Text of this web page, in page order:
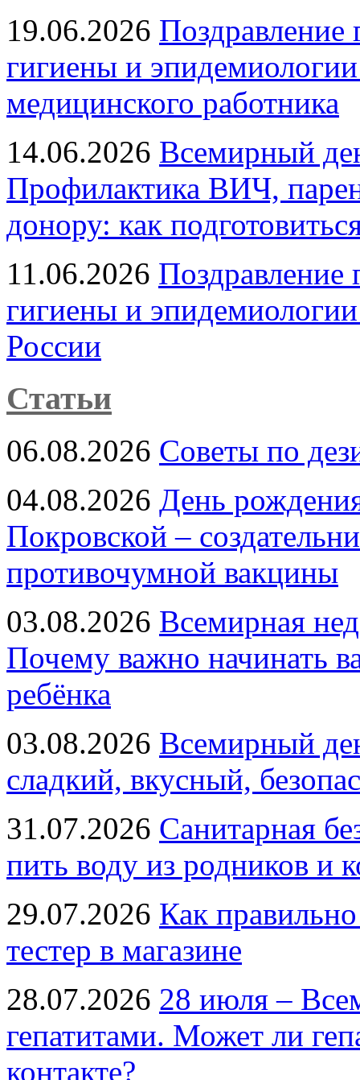
19.06.2026 Поздравление
гигиены и
медицинского работника
14.06.2026 Всемирный
Профилактика ВИЧ,
донору: как
11.06.2026 Поздравление
гигиены и
России
Статьи
06.08.2026 Советы по
04.08.2026 День
Покровской –
противочумной вакцины
03.08.2026 Всемирная
Почему важно начинать
ребёнка
03.08.2026 Всемирный
сладкий, вкусный,
31.07.2026 Санитарная
пить воду из родников и
29.07.2026 Как
тестер в магазине
28.07.2026 28 июля –
гепатитами. Может ли
контакте?